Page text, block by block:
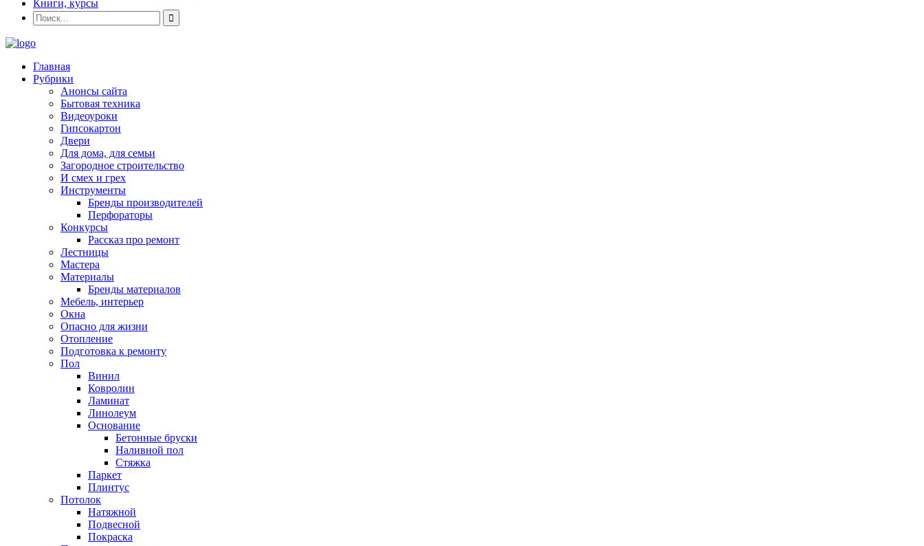
Книги, курсы
Главная
Рубрики
Анонсы сайта
Бытовая техника
Видеоуроки
Гипсокартон
Двери
Для дома, для семьи
Загородное строительство
И смех и грех
Инструменты
Бренды производителей
Перфораторы
Конкурсы
Рассказ про ремонт
Лестницы
Мастера
Материалы
Бренды материалов
Мебель, интерьер
Окна
Опасно для жизни
Отопление
Подготовка к ремонту
Пол
Винил
Ковролин
Ламинат
Линолеум
Основание
Бетонные бруски
Наливной пол
Стяжка
Паркет
Плинтус
Потолок
Натяжной
Подвесной
Покраска